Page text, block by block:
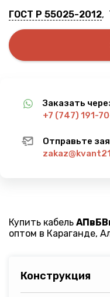
ГОСТ Р 55025-2012,
Заказать
+7 (747) 191-
Отправьте
Купить кабель
оптом в Караганде,
Конструкция